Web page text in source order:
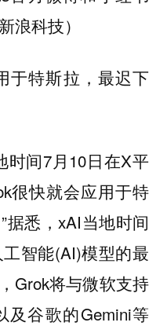
浪科技）
于特斯拉，最迟下
时间7月10日在X平
很快就会应用于特
据悉，xAI当地时间
智能(AI)模型的最
Grok将与微软支持
及谷歌的Gemini等